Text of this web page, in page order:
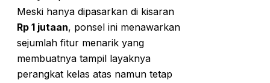
Meski hanya dipasarkan di kisaran
Rp 1 jutaan, ponsel ini menawarkan
sejumlah fitur menarik yang
membuatnya tampil layaknya
perangkat kelas atas namun tetap